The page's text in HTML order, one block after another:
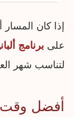
إذا كان المسار
على برنامج ألبانيا 10
لتناسب شهر
أفضل وقت